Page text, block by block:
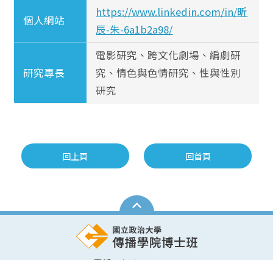
個人網站
https://www.linkedin.com/in/昕
辰-朱-6a1b2a98/
研究專長
電影研究、跨文化劇場、編劇研
究、情色與色情研究、性與性別
研究
回上頁 回首頁